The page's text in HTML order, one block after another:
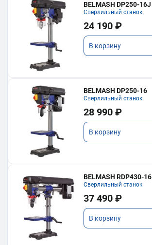
BELMASH DP250-16J
Сверлильный станок
24 190 ₽
В корзину
BELMASH DP250-16
Сверлильный станок
28 990 ₽
В корзину
BELMASH RDP430-16
Сверлильный станок
37 490 ₽
В корзину